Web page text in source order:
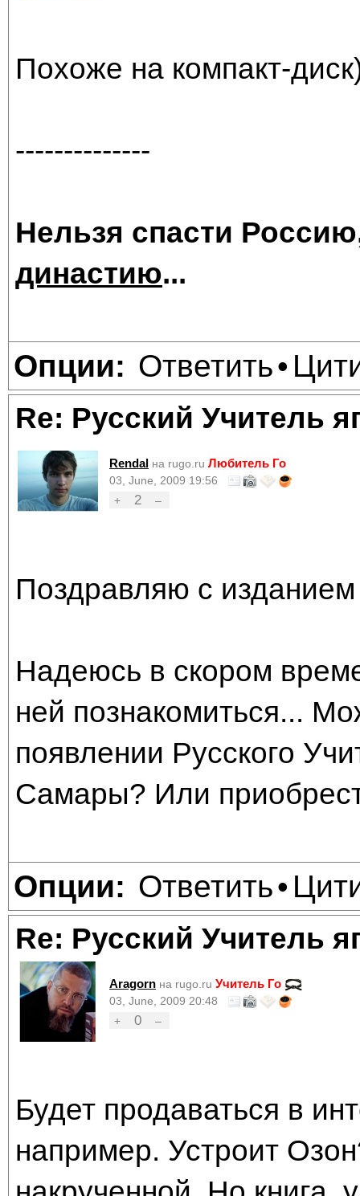
Похоже на компакт-
--------------
Нельзя спасти
династию...
Опции: Ответить•
Re: Русский Учитель
Rendal на rugo.ru Любитель Го
03, June, 2009 19:56
+
2 –
Поздравляю с изданием
Надеюсь в скором
ней познакомиться...
появлении Русского
Самары? Или
Опции: Ответить•
Re: Русский Учитель
Aragorn на rugo.ru Учитель Го
03, June, 2009 20:48
+
0 –
Будет продаваться в
например. Устроит